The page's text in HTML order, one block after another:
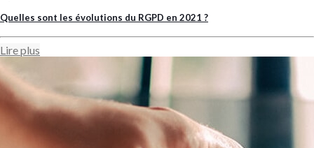
Quelles sont les évolutions du RGPD en 2021 ?
Lire plus